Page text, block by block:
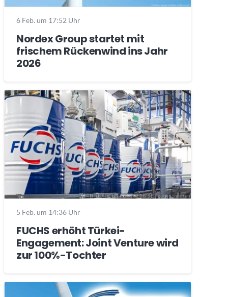
6 Feb. um 17:52 Uhr
Nordex Group startet mit
frischem Rückenwind ins Jahr
2026
5 Feb. um 14:36 Uhr
FUCHS erhöht Türkei-
Engagement: Joint Venture wird
zur 100%-Tochter